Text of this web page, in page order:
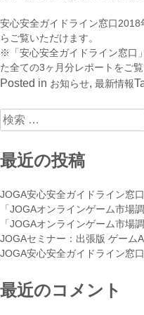
安心安全ガイドライン窓口2018
らご覧いただけます。
※
「安心安全ガイドライン窓口
た全ての3ヶ月分レポートをご覧
Posted in お知らせ, 最新情報
検
索:
最近の投稿
JOGA安心安全ガイドライン窓
「JOGAオンラインゲーム市場
「JOGAオンラインゲーム市場
JOGAセミナー：出張版 ゲーム
JOGA安心安全ガイドライン窓
最近のコメント